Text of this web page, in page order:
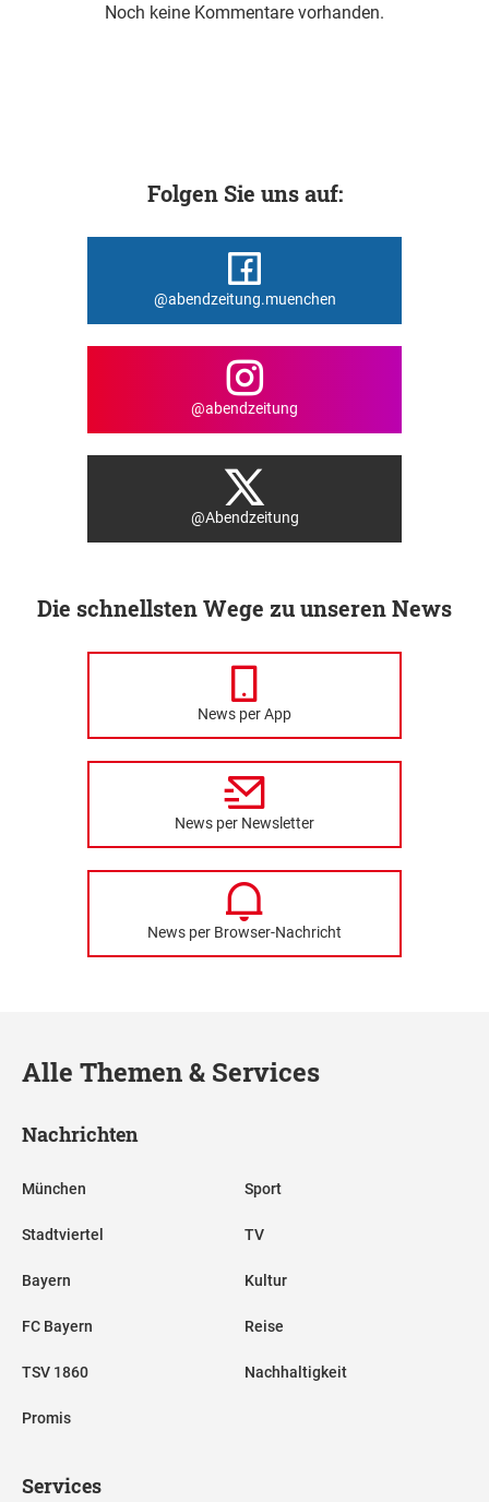
Noch keine Kommentare vorhanden.
Folgen Sie uns auf:
@abendzeitung.muenchen
@abendzeitung
@Abendzeitung
Die schnellsten Wege zu unseren News
News per App
News per Newsletter
News per Browser-Nachricht
Alle Themen & Services
Nachrichten
München
Stadtviertel
Bayern
FC Bayern
TSV 1860
Promis
Sport
TV
Kultur
Reise
Nachhaltigkeit
Services